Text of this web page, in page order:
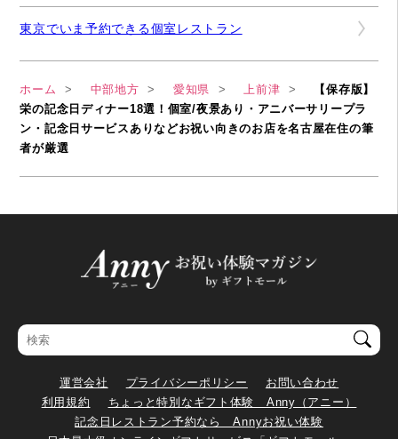
東京でいま予約できる個室レストラン
ホーム 中部地方 愛知県 上前津
【保存版】
栄の記念日ディナー18選！個室/夜景あり・アニバーサリープラ
ン・記念日サービスありなどお祝い向きのお店を名古屋在住の筆
者が厳選
運営会社 プライバシーポリシー
お問い合わせ
利用規約
ちょっと特別なギフト体験 Anny（アニー）
記念日レストラン予約なら Annyお祝い体験